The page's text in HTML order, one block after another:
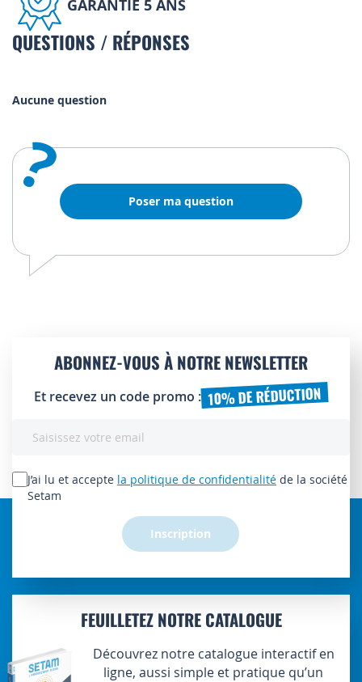
GARANTIE 5 ANS
QUESTIONS / RÉPONSES
Aucune question
? Poser ma question
ABONNEZ-VOUS À NOTRE NEWSLETTER
Et recevez un code promo : 10% DE RÉDUCTION
lettre
d’information
J’ai lu et accepte la politique de confidentialité de la société
Setam
Inscription
FEUILLETEZ NOTRE CATALOGUE
Découvrez notre catalogue interactif en
ligne, aussi simple et pratique qu’un